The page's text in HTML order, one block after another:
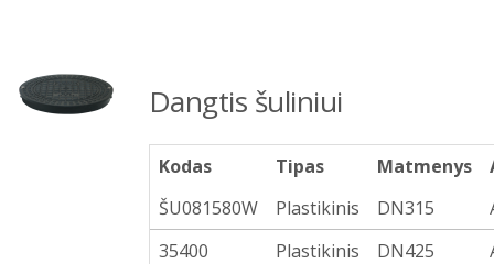
Dangtis šuliniui
Kodas Tipas Matmenys
ŠU081580W
Plastikinis DN315
35400
Plastikinis DN425